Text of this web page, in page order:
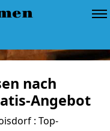
nach
Angebot
: Top-